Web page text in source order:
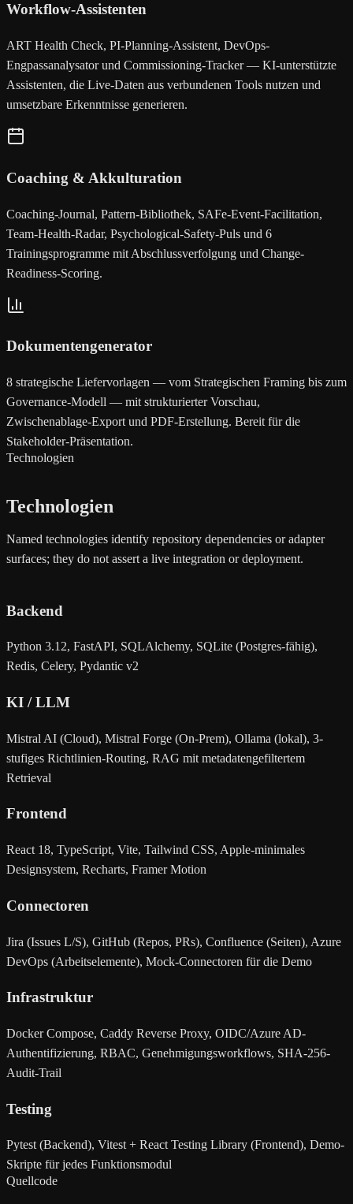
Workflow-Assistenten
ART Health Check, PI-Planning-Assistent, DevOps-
Engpassanalysator und Commissioning-Tracker — KI-unterstützte
Assistenten, die Live-Daten aus verbundenen Tools nutzen und
umsetzbare Erkenntnisse generieren.
Coaching & Akkulturation
Coaching-Journal, Pattern-Bibliothek, SAFe-Event-Facilitation,
Team-Health-Radar, Psychological-Safety-Puls und 6
Trainingsprogramme mit Abschlussverfolgung und Change-
Readiness-Scoring.
Dokumentengenerator
8 strategische Liefervorlagen — vom Strategischen Framing bis zum
Governance-Modell — mit strukturierter Vorschau,
Zwischenablage-Export und PDF-Erstellung. Bereit für die
Stakeholder-Präsentation.
Technologien
Technologien
Named technologies identify repository dependencies or adapter
surfaces; they do not assert a live integration or deployment.
Backend
Python 3.12, FastAPI, SQLAlchemy, SQLite (Postgres-fähig),
Redis, Celery, Pydantic v2
KI / LLM
Mistral AI (Cloud), Mistral Forge (On-Prem), Ollama (lokal), 3-
stufiges Richtlinien-Routing, RAG mit metadatengefiltertem
Retrieval
Frontend
React 18, TypeScript, Vite, Tailwind CSS, Apple-minimales
Designsystem, Recharts, Framer Motion
Connectoren
Jira (Issues L/S), GitHub (Repos, PRs), Confluence (Seiten), Azure
DevOps (Arbeitselemente), Mock-Connectoren für die Demo
Infrastruktur
Docker Compose, Caddy Reverse Proxy, OIDC/Azure AD-
Authentifizierung, RBAC, Genehmigungsworkflows, SHA-256-
Audit-Trail
Testing
Pytest (Backend), Vitest + React Testing Library (Frontend), Demo-
Skripte für jedes Funktionsmodul
Quellcode